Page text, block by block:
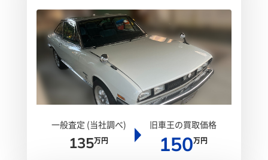
一般査定 (当社調べ)
135万円
旧車王の買取価格
150万円